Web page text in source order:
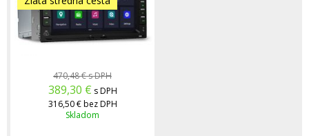
470,48 €s DPH
389,30 € s DPH
316,50 € bez DPH
Skladom